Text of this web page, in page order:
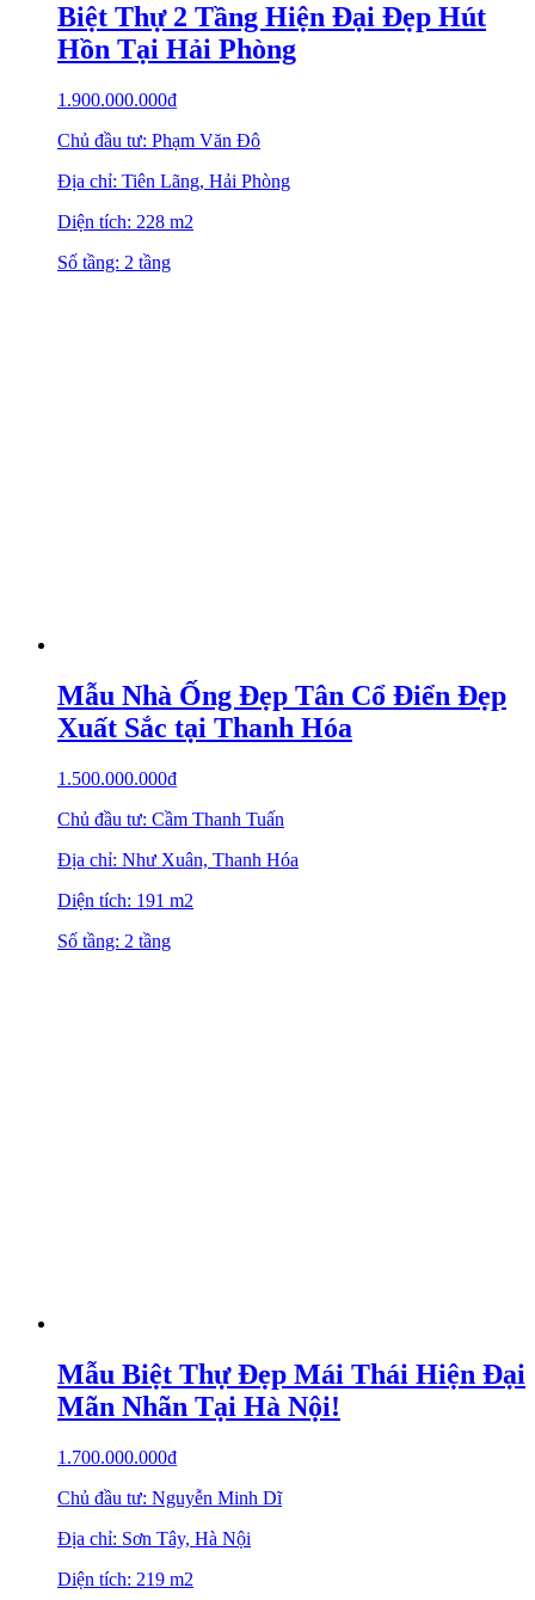
Biệt Thự 2 Tầng Hiện Đại Đẹp Hút
Hồn Tại Hải Phòng
1.900.000.000₫
Chủ đầu tư: Phạm Văn Đô
Địa chỉ: Tiên Lãng, Hải Phòng
Diện tích: 228 m2
Số tầng: 2 tầng
Mẫu Nhà Ống Đẹp Tân Cổ Điển Đẹp
Xuất Sắc tại Thanh Hóa
1.500.000.000₫
Chủ đầu tư: Cầm Thanh Tuấn
Địa chỉ: Như Xuân, Thanh Hóa
Diện tích: 191 m2
Số tầng: 2 tầng
Mẫu Biệt Thự Đẹp Mái Thái Hiện Đại
Mãn Nhãn Tại Hà Nội!
1.700.000.000₫
Chủ đầu tư: Nguyễn Minh Dĩ
Địa chỉ: Sơn Tây, Hà Nội
Diện tích: 219 m2